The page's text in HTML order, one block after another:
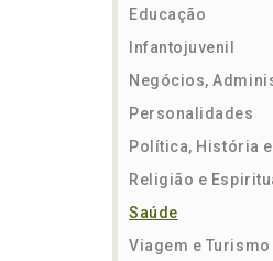
Educação
Infantojuvenil
Personalidades
Política, História
Religião e
Saúde
Viagem e Turismo